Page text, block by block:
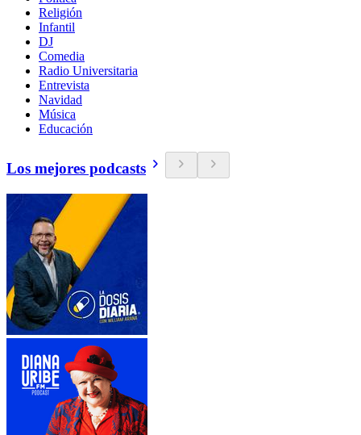
Religión
Infantil
DJ
Comedia
Radio Universitaria
Entrevista
Navidad
Música
Educación
Los mejores podcasts